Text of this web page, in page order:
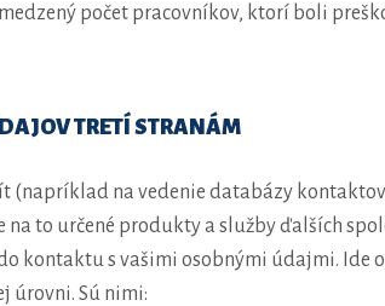
počet pracovníkov, ktorí boli
TRETÍ STRANÁM
(napríklad na vedenie databázy
to určené produkty a služby ďalších
kontaktu s vašimi osobnými údajmi. Ide
úrovni. Sú nimi: